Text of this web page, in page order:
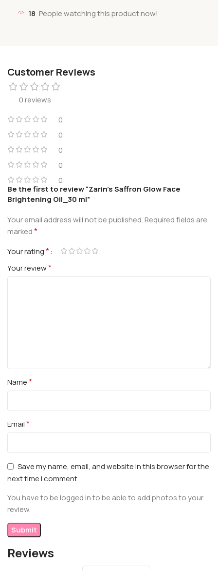
18 People watching this product now!
Customer Reviews
0 reviews
0
0
0
0
0
Reviews
Be the first to review “Zarin’s Saffron Glow Face
Brightening Oil_30 ml”
Your email address will not be published.Required fields are
marked*
Your rating*
Your review*
Name*
Email*
Save my name, email, and website in this browser for the
next time I comment.
You have to be logged in to be able to add photos to your
review.